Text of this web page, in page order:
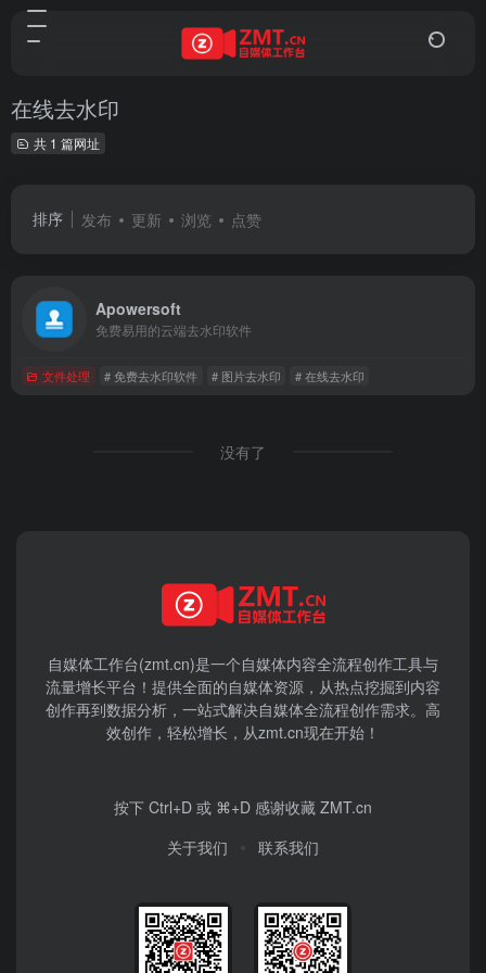
在线去水印
共 1 篇网址
排序 发布 更新 浏览 点赞
Apowersoft
免费易用的云端去水印软件
文件处理 # 免费去水印软件 # 图片去水印 # 在线去水印
没有了
自媒体工作台(zmt.cn)是一个自媒体内容全流程创作工具与
流量增长平台！提供全面的自媒体资源，从热点挖掘到内容
创作再到数据分析，一站式解决自媒体全流程创作需求。高
效创作，轻松增长，从zmt.cn现在开始！
按下 Ctrl+D 或 ⌘+D 感谢收藏 ZMT.cn
关于我们
联系我们